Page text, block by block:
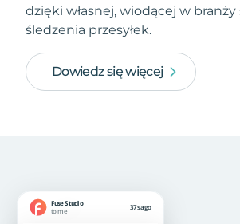
dzięki własnej, wiodącej w
śledzenia przesyłek.
Dowiedz się więcej